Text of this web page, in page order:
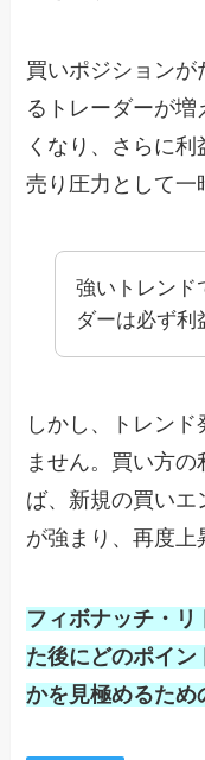
買いポジションが
るトレーダーが
くなり、さらに利
売り圧力として一
強いトレンド
ダーは必ず利
しかし、トレン
ません。買い方
ば、新規の買いエ
が強まり、再度上
フィボナッチ・
た後にどのポイ
かを見極めるため